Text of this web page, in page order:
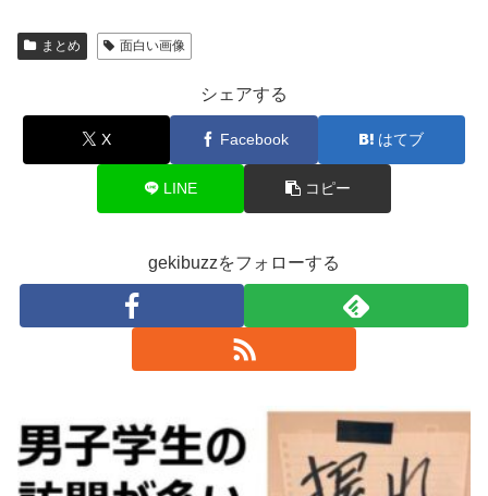
まとめ 面白い画像
シェアする
X Facebook はてブ
LINE コピー
gekibuzzをフォローする